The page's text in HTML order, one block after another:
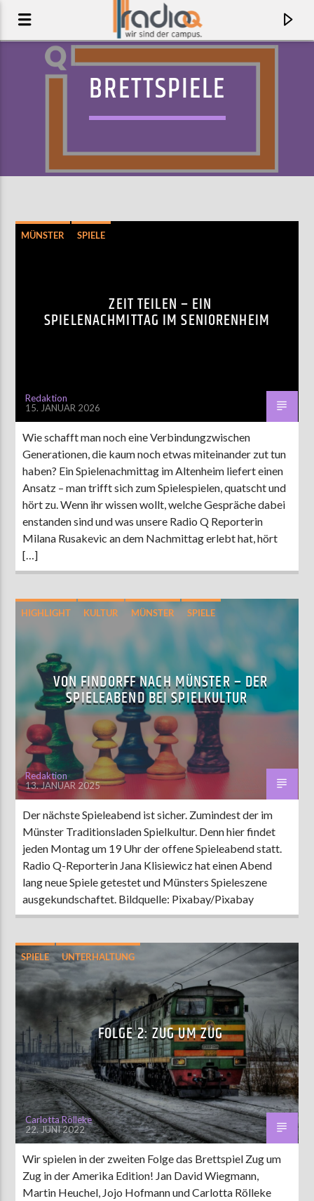
MOEBIUS
00:00
ZU HÖREN IN Münster 90,9 MHz Steinfurt103,9 MHz
BRETTSPIELE
MÜNSTER SPIELE
ZEIT TEILEN – EIN
SPIELENACHMITTAG IM SENIORENHEIM
Redaktion
15. JANUAR 2026
Wie schafft man noch eine Verbindungzwischen
Generationen, die kaum noch etwas miteinander zut tun
haben? Ein Spielenachmittag im Altenheim liefert einen
Ansatz – man trifft sich zum Spielespielen, quatscht und
hört zu. Wenn ihr wissen wollt, welche Gespräche dabei
enstanden sind und was unsere Radio Q Reporterin
Milana Rusakevic an dem Nachmittag erlebt hat, hört
[…]
HIGHLIGHT KULTUR MÜNSTER SPIELE
VON FINDORFF NACH MÜNSTER – DER
SPIELEABEND BEI SPIELKULTUR
Redaktion
13. JANUAR 2025
Der nächste Spieleabend ist sicher. Zumindest der im
Münster Traditionsladen Spielkultur. Denn hier findet
jeden Montag um 19 Uhr der offene Spieleabend statt.
Radio Q-Reporterin Jana Klisiewicz hat einen Abend
lang neue Spiele getestet und Münsters Spieleszene
ausgekundschaftet. Bildquelle: Pixabay/Pixabay
SPIELE UNTERHALTUNG
FOLGE 2: ZUG UM ZUG
Carlotta Rölleke
22. JUNI 2022
Wir spielen in der zweiten Folge das Brettspiel Zug um
Zug in der Amerika Edition! Jan David Wiegmann,
Martin Heuchel, Jojo Hofmann und Carlotta Rölleke